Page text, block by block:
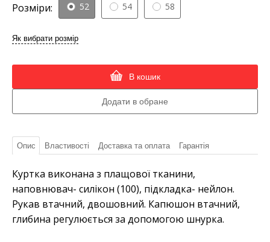
Розміри: 52 54 58
Як вибрати розмір
В кошик
Опис Властивості Доставка та оплата Гарантія
Куртка виконана з плащової тканини,
наповнювач- силікон (100), підкладка- нейлон.
Рукав втачний, двошовний. Капюшон втачний,
глибина регулюється за допомогою шнурка.